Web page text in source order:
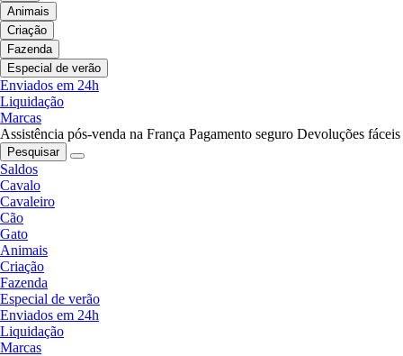
Animais
Criação
Fazenda
Especial de verão
Enviados em 24h
Liquidação
Marcas
Assistência pós-venda na França Pagamento seguro Devoluções fáceis
Pesquisar
Saldos
Cavalo
Cavaleiro
Cão
Gato
Animais
Criação
Fazenda
Especial de verão
Enviados em 24h
Liquidação
Marcas